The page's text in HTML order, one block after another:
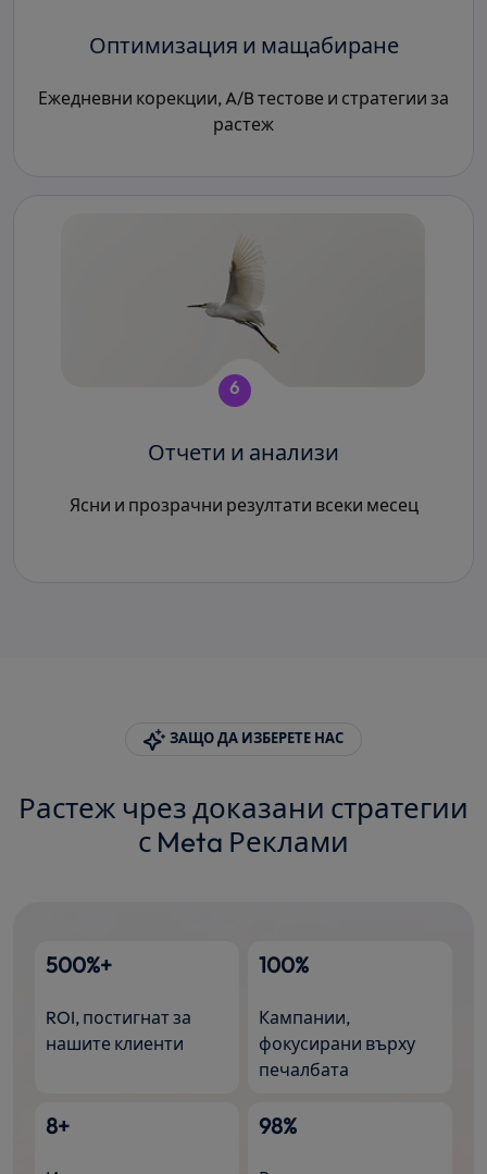
Оптимизация и мащабиране
Ежедневни корекции, A/B тестове и стратегии за
растеж
6
Отчети и анализи
Ясни и прозрачни резултати всеки месец
ЗАЩО ДА ИЗБЕРЕТЕ НАС
Растеж чрез доказани стратегии
с Meta Реклами
500%+
ROI, постигнат за
нашите клиенти
100%
Кампании,
фокусирани върху
печалбата
8+ 98%